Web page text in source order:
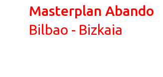
Masterplan Abando
Bilbao - Bizkaia